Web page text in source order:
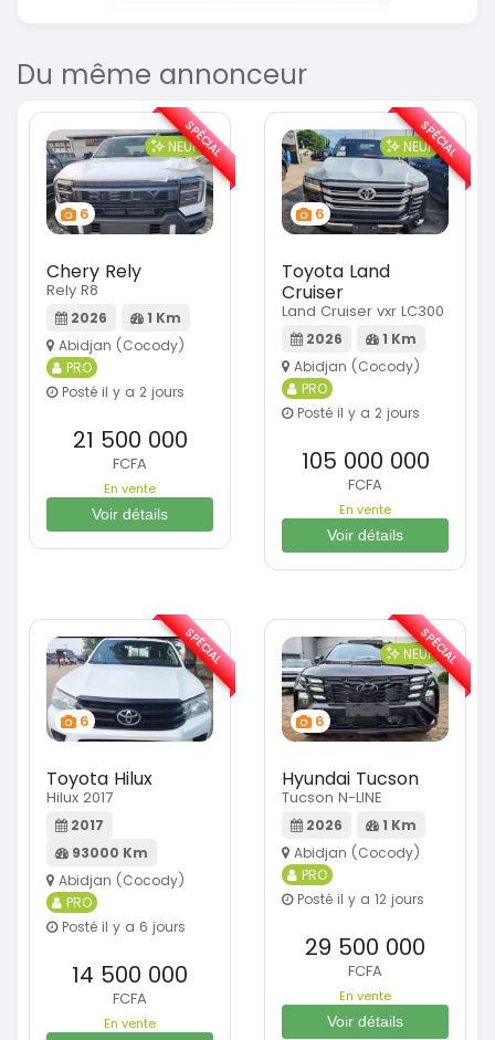
Du même annonceur
6
NEUF
Chery Rely
Rely R8
2026
1 Km
Abidjan (Cocody)
PRO
Posté il y a 2 jours
21 500 000
FCFA
En vente
Voir détails
SPÉCIAL
6
NEUF
Toyota Land
Cruiser
Land Cruiser vxr LC300
2026
1 Km
Abidjan (Cocody)
PRO
Posté il y a 2 jours
105 000 000
FCFA
En vente
Voir détails
SPÉCIAL
6
Toyota Hilux
Hilux 2017
2017
93000 Km
Abidjan (Cocody)
PRO
Posté il y a 6 jours
14 500 000
FCFA
En vente
SPÉCIAL
6
NEUF
Hyundai Tucson
Tucson N-LINE
2026
1 Km
Abidjan (Cocody)
PRO
Posté il y a 12 jours
29 500 000
FCFA
En vente
Voir détails
SPÉCIAL